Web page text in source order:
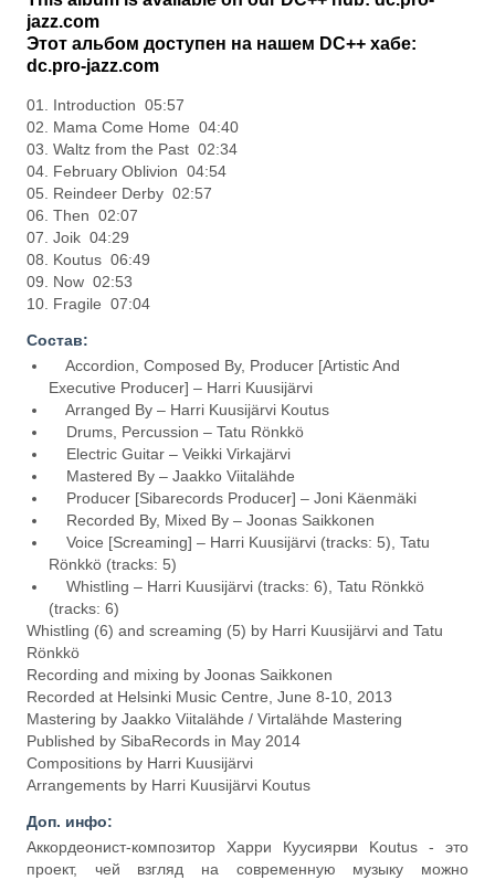
jazz.com
Этот альбом доступен на нашем DC++ хабе:
dc.pro-jazz.com
01. Introduction 05:57
02. Mama Come Home 04:40
03. Waltz from the Past 02:34
04. February Oblivion 04:54
05. Reindeer Derby 02:57
06. Then 02:07
07. Joik 04:29
08. Koutus 06:49
09. Now 02:53
10. Fragile 07:04
Состав:
Accordion, Composed By, Producer [Artistic And
Executive Producer] – Harri Kuusijärvi
Arranged By – Harri Kuusijärvi Koutus
Drums, Percussion – Tatu Rönkkö
Electric Guitar – Veikki Virkajärvi
Mastered By – Jaakko Viitalähde
Producer [Sibarecords Producer] – Joni Käenmäki
Recorded By, Mixed By – Joonas Saikkonen
Voice [Screaming] – Harri Kuusijärvi (tracks: 5), Tatu
Rönkkö (tracks: 5)
Whistling – Harri Kuusijärvi (tracks: 6), Tatu Rönkkö
(tracks: 6)
Whistling (6) and screaming (5) by Harri Kuusijärvi and Tatu
Rönkkö
Recording and mixing by Joonas Saikkonen
Recorded at Helsinki Music Centre, June 8-10, 2013
Mastering by Jaakko Viitalähde / Virtalähde Mastering
Published by SibaRecords in May 2014
Compositions by Harri Kuusijärvi
Arrangements by Harri Kuusijärvi Koutus
Доп. инфо:
Аккордеонист-композитор Харри Куусиярви Koutus - это
проект, чей взгляд на современную музыку можно